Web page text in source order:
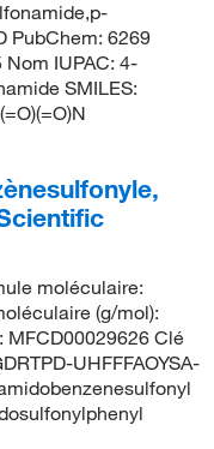
PubChem: 6269
Nom IUPAC: 4-
SMILES:
moléculaire:
(g/mol):
MFCD00029626 Clé
UHFFFAOYSA-